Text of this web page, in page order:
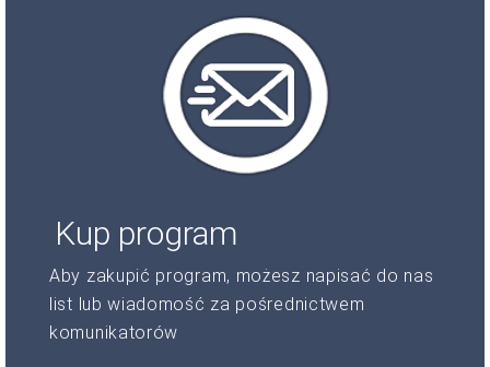
Kup program
Aby zakupić program, możesz napisać do nas
list lub wiadomość za pośrednictwem
komunikatorów